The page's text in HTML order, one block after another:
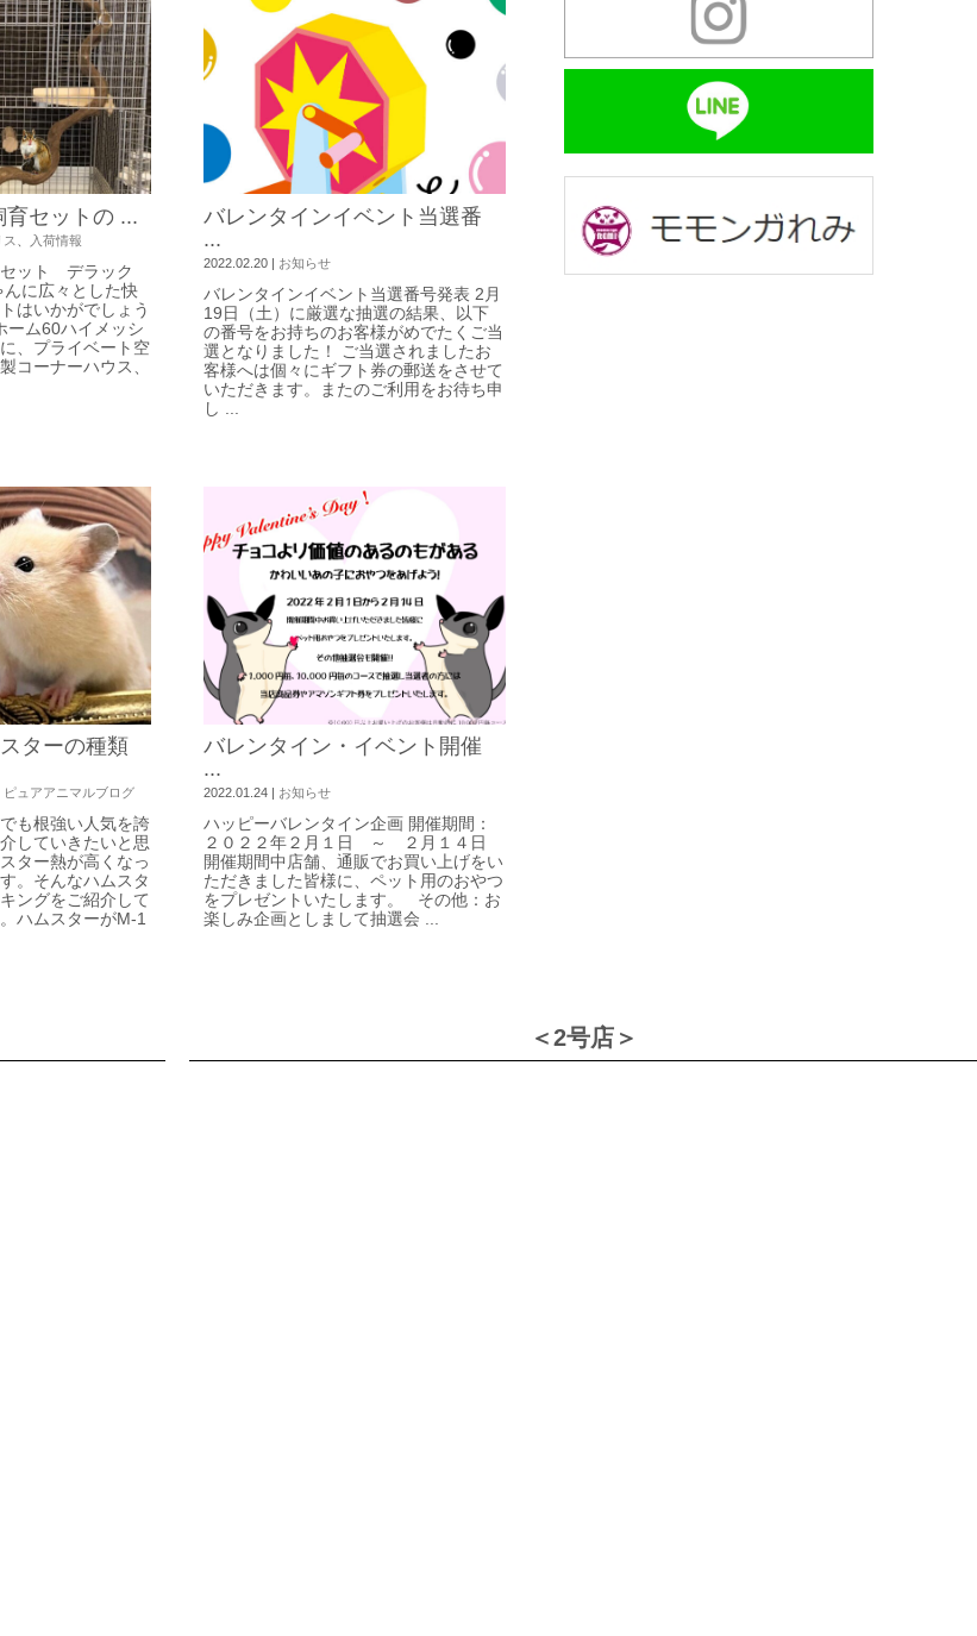
育セットの ...
ス 入荷情報
セット デラック
に広々とした快
はいかがでしょう
ーム60ハイメッシ
、プライベート空
コーナーハウス、
バレンタインイベント当選番
...
2022.02.20 | お知らせ
バレンタインイベント当選番号発表 2月
19日（土）に厳選な抽選の結果、以下
の番号をお持ちのお客様がめでたくご当
選となりました！ ご当選されましたお
客様へは個々にギフト券の郵送をさせて
いただきます。またのご利用をお待ち申
し ...
ターの種類
ピュアアニマルブログ
も根強い人気を誇
していきたいと思
ター熱が高くなっ
。そんなハムスタ
ングをご紹介して
ハムスターがM-1
バレンタイン・イベント開催
...
2022.01.24 | お知らせ
ハッピーバレンタイン企画 開催期間：
２０２２年２月１日 ～ ２月１４日
開催期間中店舗、通販でお買い上げをい
ただきました皆様に、ペット用のおやつ
をプレゼントいたします。 その他：お
楽しみ企画としまして抽選会 ...
＜2号店＞